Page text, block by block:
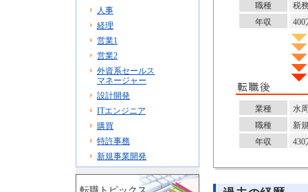
職種
税
年収
400
業種
水
職種
新
年収
430
人事
経理
営業1
営業2
外資系セールス
マネージャー
設計開発
ITエンジニア
購買
特許事務
新規事業開発